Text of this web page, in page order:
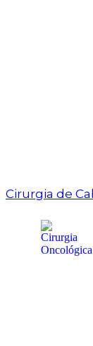
Cirurgia de